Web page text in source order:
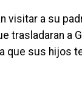
visitar a su
a
que sus hijos